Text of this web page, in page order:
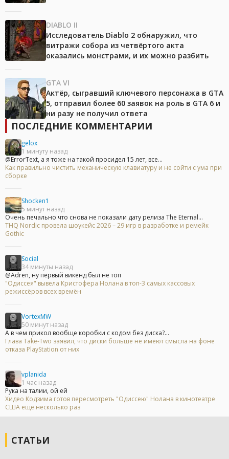
DIABLO II
Исследователь Diablo 2 обнаружил, что
витражи собора из четвёртого акта
оказались монстрами, и их можно разбить
GTA VI
Актёр, сыгравший ключевого персонажа в GTA
5, отправил более 60 заявок на роль в GTA 6 и
ни разу не получил ответа
ПОСЛЕДНИЕ КОММЕНТАРИИ
gelox
1 минуту назад
@ErrorText, а я тоже на такой просидел 15 лет, все...
Как правильно чистить механическую клавиатуру и не сойти с ума при
сборке
Shocken1
5 минут назад
Очень печально что снова не показали дату релиза The Eternal...
THQ Nordic провела шоукейс 2026 – 29 игр в разработке и ремейк
Gothic
Social
34 минуты назад
@Adren, ну первый викенд был не топ
"Одиссея" вывела Кристофера Нолана в топ-3 самых кассовых
режиссёров всех времён
VortexMW
50 минут назад
А в чем прикол вообще коробки с кодом без диска?...
Глава Take-Two заявил, что диски больше не имеют смысла на фоне
отказа PlayStation от них
vplanida
1 час назад
Рука на талии, ой ей
Хидео Кодзима готов пересмотреть "Одиссею" Нолана в кинотеатре
США еще несколько раз
СТАТЬИ